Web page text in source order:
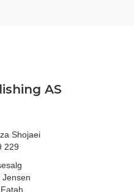
AS
Shojaei
229
Jensen